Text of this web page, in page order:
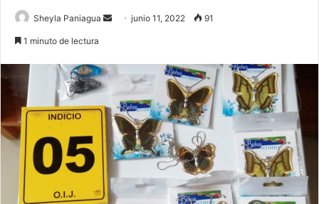
Sheyla Paniagua
Sendjunio 11, 2022 91
1 minuto de lectura